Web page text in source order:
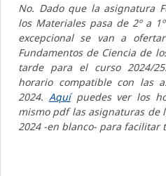
No. Dado que la asignatura
los Materiales pasa de 2º a
excepcional se van a
Fundamentos de Ciencia de
tarde para el curso 2024/
horario compatible con las
2024. Aquípuedes ver los
mismo pdf las asignaturas de
2024 -en blanco- para facilitar